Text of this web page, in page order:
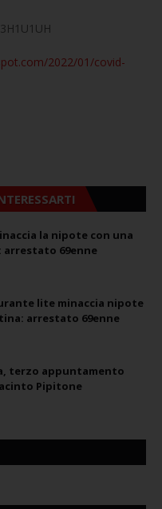
2022/01/covid-
la nipote con una
69enne
lite minaccia nipote
arrestato 69enne
terzo appuntamento
Pipitone